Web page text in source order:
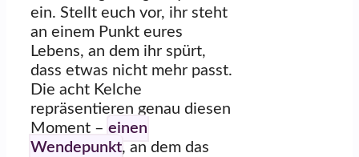
ein. Stellt euch vor, ihr steht
an einem Punkt eures
Lebens, an dem ihr spürt,
dass etwas nicht mehr passt.
Die acht Kelche
repräsentieren genau diesen
Moment – einen
Wendepunkt, an dem das